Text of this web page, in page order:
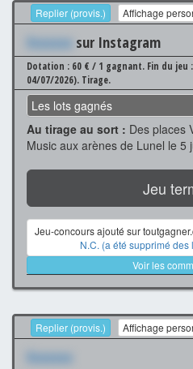
Replier (provis.) Affichage
Xxxxxxx sur Instagram
Dotation : 60 € / 1 gagnant. Fin du jeu
04/07/2026). Tirage.
Les lots gagnés
Au tirage au sort : Des places
Music aux arènes de Lunel le 5
Jeu
Jeu-concours ajouté sur
N.C. (a été supprimé
Voir les
Replier (provis.) Affichage
Xxxxxxx